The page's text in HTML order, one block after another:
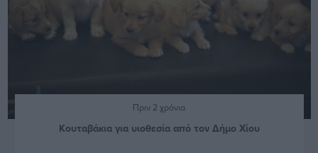
Πριν 2 χρόνια
Κουταβάκια για υιοθεσία από τον Δήμο Χίου